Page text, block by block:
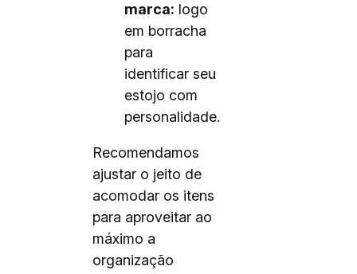
marca: logo
em borracha
para
identificar seu
estojo com
personalidade.
Recomendamos
ajustar o jeito de
acomodar os itens
para aproveitar ao
máximo a
organização